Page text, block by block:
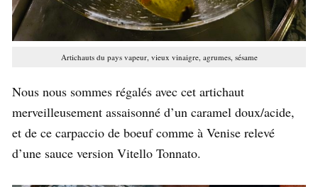
Artichauts du pays vapeur, vieux vinaigre, agrumes, sésame
Nous nous sommes régalés avec cet artichaut
merveilleusement assaisonné d’un caramel doux/acide,
et de ce carpaccio de boeuf comme à Venise relevé
d’une sauce version Vitello Tonnato.